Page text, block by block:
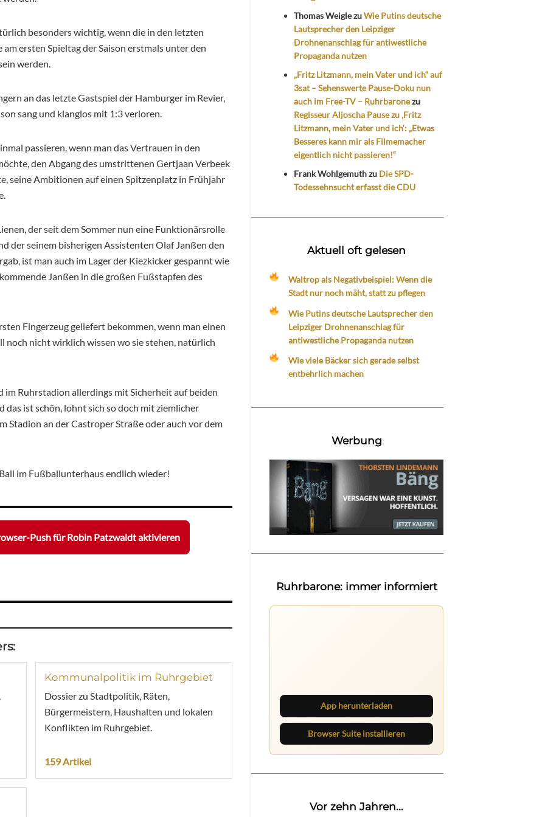
besonders wichtig, wenn die in den letzten
ersten Spieltag der Saison erstmals unter den
werden.
an das letzte Gastspiel der Hamburger im Revier,
sang und klanglos mit 1:3 verloren.
passieren, wenn man das Vertrauen in den
den Abgang des umstrittenen Gertjaan Verbeek
seine Ambitionen auf einen Spitzenplatz in Frühjahr
der seit dem Sommer nun eine Funktionärsrolle
der seinem bisherigen Assistenten Olaf Janßen den
ist man auch im Lager der Kiezkicker gespannt wie
Janßen in die großen Fußstapfen des
Fingerzeug geliefert bekommen, wenn man einen
noch nicht wirklich wissen wo sie stehen, natürlich
Ruhrstadion allerdings mit Sicherheit auf beiden
das ist schön, lohnt sich so doch mit ziemlicher
Stadion an der Castroper Straße oder auch vor dem
im Fußballunterhaus endlich wieder!
Push für Robin Patzwaldt aktivieren
Kommunalpolitik im Ruhrgebiet
Dossier zu Stadtpolitik, Räten,
Bürgermeistern, Haushalten und lokalen
Konflikten im Ruhrgebiet.
159 Artikel
Thomas WeiglezuWie Putins deutsche
Lautsprecher den Leipziger
Drohnenanschlag für antiwestliche
Propaganda nutzen
„Fritz Litzmann, mein Vater und ich“ auf
3sat – Sehenswerte Pause-Doku nun
auch im Free-TV – Ruhrbaronezu
Regisseur Aljoscha Pause zu ‚Fritz
Litzmann, mein Vater und ich‘: „Etwas
Besseres kann mir als Filmemacher
eigentlich nicht passieren!“
Frank Wohlgemuthzu Die SPD-
Todessehnsucht erfasst die CDU
Aktuell oft gelesen
Waltrop als Negativbeispiel: Wenn die
Stadt nur noch mäht, statt zu pflegen
Wie Putins deutsche Lautsprecher den
Leipziger Drohnenanschlag für
antiwestliche Propaganda nutzen
Wie viele Bäcker sich gerade selbst
entbehrlich machen
Werbung
Ruhrbarone: immer informiert
App herunterladen
Browser Suite installieren
Vor zehn Jahren...